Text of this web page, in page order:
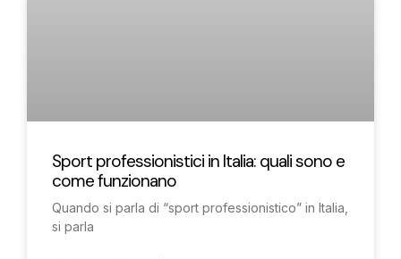
Sport professionistici in Italia: quali sono e
come funzionano
Quando si parla di “sport professionistico” in Italia,
si parla